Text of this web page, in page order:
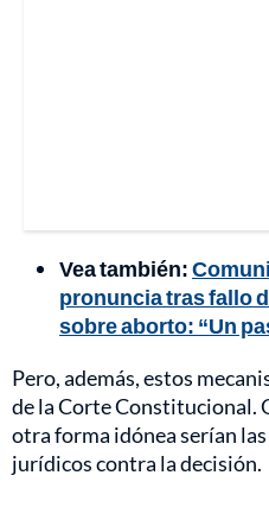
Vea también:
pronuncia tras fallo
sobre aborto: “Un
Pero, además, estos
de la Corte Constitucional.
otra forma idónea serían
jurídicos contra la decisión.